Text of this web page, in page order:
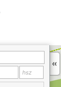
a boltok.